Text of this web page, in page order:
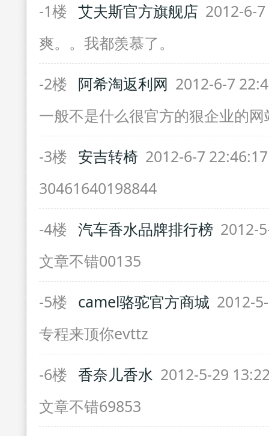
-1楼 艾夫斯官方旗舰店 2012-6-
爽。。我都羡慕了。
-2楼 阿希淘返利网 2012-6-7
一般不是什么很官方的狠企业的
-3楼 安吉转椅 2012-6-7
30461640198844
-4楼 汽车香水品牌排行榜 2012-
文章不错00135
-5楼 camel骆驼官方商城 2012-
专程来顶你evttz
-6楼 香奈儿香水 2012-5-29
文章不错69853